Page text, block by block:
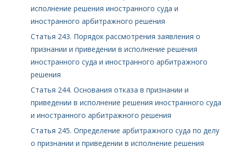
исполнение решения иностранного суда и
иностранного арбитражного решения
Статья 243. Порядок рассмотрения заявления о
признании и приведении в исполнение решения
иностранного суда и иностранного арбитражного
решения
Статья 244. Основания отказа в признании и
приведении в исполнение решения иностранного суда
и иностранного арбитражного решения
Статья 245. Определение арбитражного суда по делу
о признании и приведении в исполнение решения